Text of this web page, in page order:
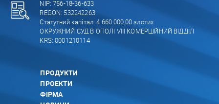
NIP: 756-18-36-633
REGON: 532242263
Статутний капітал: 4 660 000,00 злотих
ОКРУЖНИЙ СУД В ОПОЛІ VIII КОМЕРЦІЙНИЙ ВІДДІЛ
KRS: 0001210114
ПРОДУКТИ
ПРОЕКТИ
ФІРМА